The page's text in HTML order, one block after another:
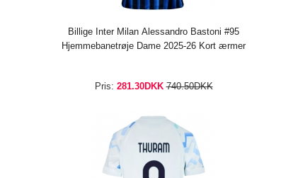
Billige Inter Milan Alessandro Bastoni #95
Hjemmebanetrøje Dame 2025-26 Kort ærmer
Pris: 281.30DKK 740.50DKK